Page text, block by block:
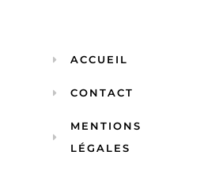
ACCUEIL
CONTACT
MENTIONS
LÉGALES